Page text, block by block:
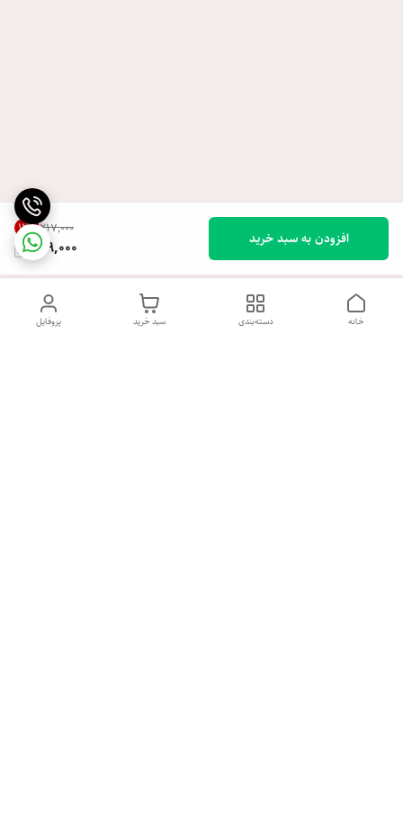
۲۱۷٬۰۰۰ 12%
189,000 افزودن به سبد خرید
پروفایل سبد خرید دسته‌بندی خانه